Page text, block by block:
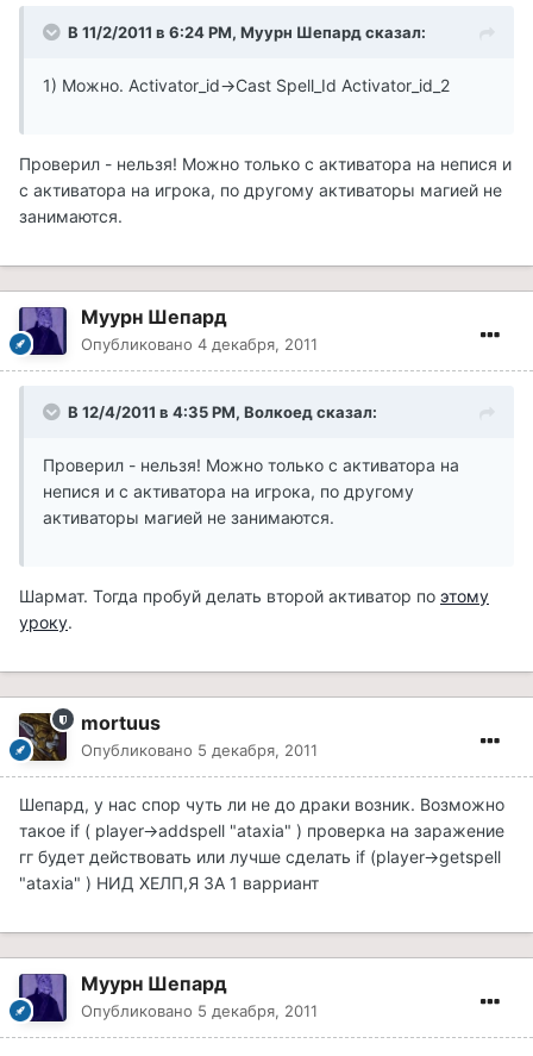
В 11/2/2011 в 6:24 PM, Муурн Шепард сказал:
1) Можно. Activator_id->Cast Spell_Id Activator_id_2
Проверил - нельзя! Можно только с активатора на непися и
с активатора на игрока, по другому активаторы магией не
занимаются.
Муурн Шепард
Опубликовано 4 декабря, 2011
В 12/4/2011 в 4:35 PM, Волкоед сказал:
Проверил - нельзя! Можно только с активатора на
непися и с активатора на игрока, по другому
активаторы магией не занимаются.
Шармат. Тогда пробуй делать второй активатор по этому
уроку.
mortuus
Опубликовано 5 декабря, 2011
Шепард, у нас спор чуть ли не до драки возник. Возможно
такое if ( player->addspell "ataxia" ) проверка на заражение
гг будет действовать или лучше сделать if (player->getspell
"ataxia" ) НИД ХЕЛП,Я ЗА 1 варриант
Муурн Шепард
Опубликовано 5 декабря, 2011